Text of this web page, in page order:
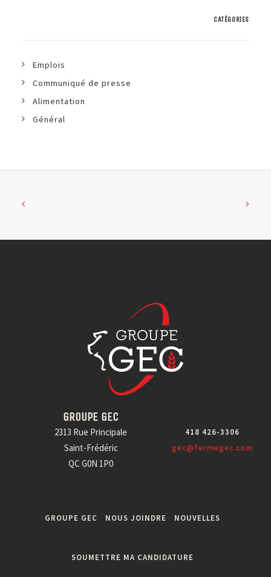
CATÉGORIES
Emplois
Communiqué de presse
Alimentation
Général
GROUPE GEC
2313 Rue Principale
Saint-Frédéric
QC G0N 1P0
418 426-3306
gec@fermegec.com
GROUPE GEC NOUS JOINDRE NOUVELLES
SOUMETTRE MA CANDIDATURE